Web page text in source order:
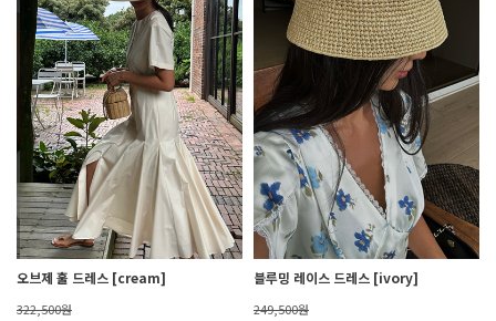
오브제 훌 드레스 [cream]
322,500원
블루밍 레이스 드레스 [ivory]
249,500원